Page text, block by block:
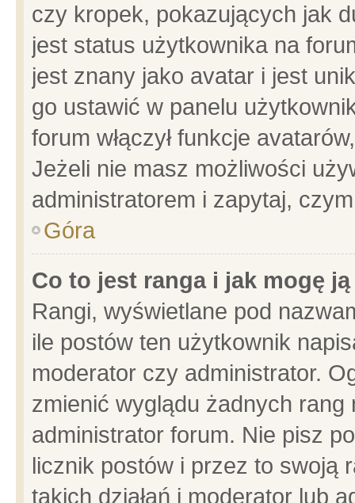
czy kropek, pokazujących jak
jest status użytkownika na
jest znany jako avatar i jest
go ustawić w panelu
forum włączył funkcje
Jeżeli nie masz możliwości
administratorem i zapytaj,
Góra
Co to jest ranga i jak mogę
Rangi, wyświetlane pod
ile postów ten użytkownik
moderator czy administrator.
zmienić wyglądu żadnych
administrator forum. Nie pisz
licznik postów i przez to swoją
takich działań i moderator lub